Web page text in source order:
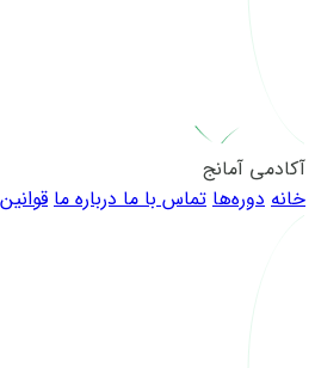
آکادمی آمانج
خانه دوره‌ها تماس با مادرباره ما